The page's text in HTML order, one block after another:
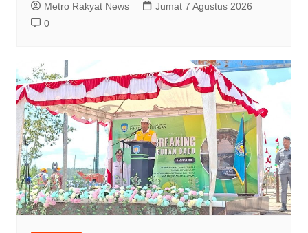
Metro Rakyat News
Jumat 7 Agustus 2026
0